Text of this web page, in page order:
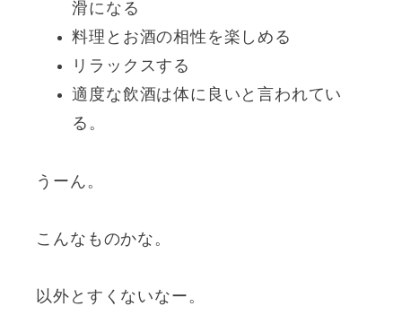
滑になる
料理とお酒の相性を楽しめる
リラックスする
適度な飲酒は体に良いと言われてい
る。
うーん。
こんなものかな。
以外とすくないなー。